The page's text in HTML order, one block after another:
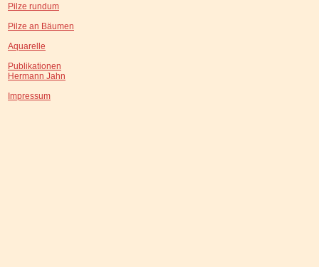
Pilze rundum
Pilze an Bäumen
Aquarelle
Publikationen
Hermann Jahn
Impressum